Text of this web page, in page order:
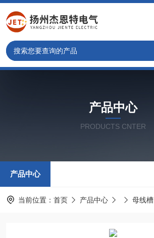
产品中心
PRODUCTS CNTER
产品中心
当前位置： 首页 产品中心 母线槽